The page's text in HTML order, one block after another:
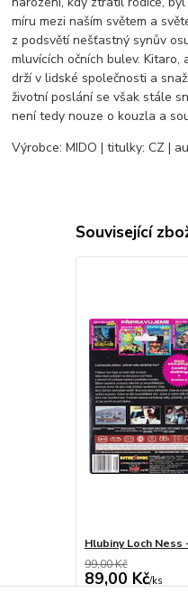
míru mezi naším světem a
z podsvětí nešťastný synův
mluvících očních bulev. Kitaro,
drží v lidské společnosti a
životní poslání se však stále
není tedy nouze o kouzla a
Výrobce: MIDO | titulky: CZ |
Související
Hlubiny Loch Ness
99,00 Kč
89,00 Kč/ks